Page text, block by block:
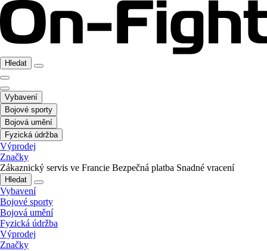
Hledat
Vybavení
Bojové sporty
Bojová umění
Fyzická údržba
Výprodej
Značky
Zákaznický servis ve Francie Bezpečná platba Snadné vracení
Hledat
Vybavení
Bojové sporty
Bojová umění
Fyzická údržba
Výprodej
Značky